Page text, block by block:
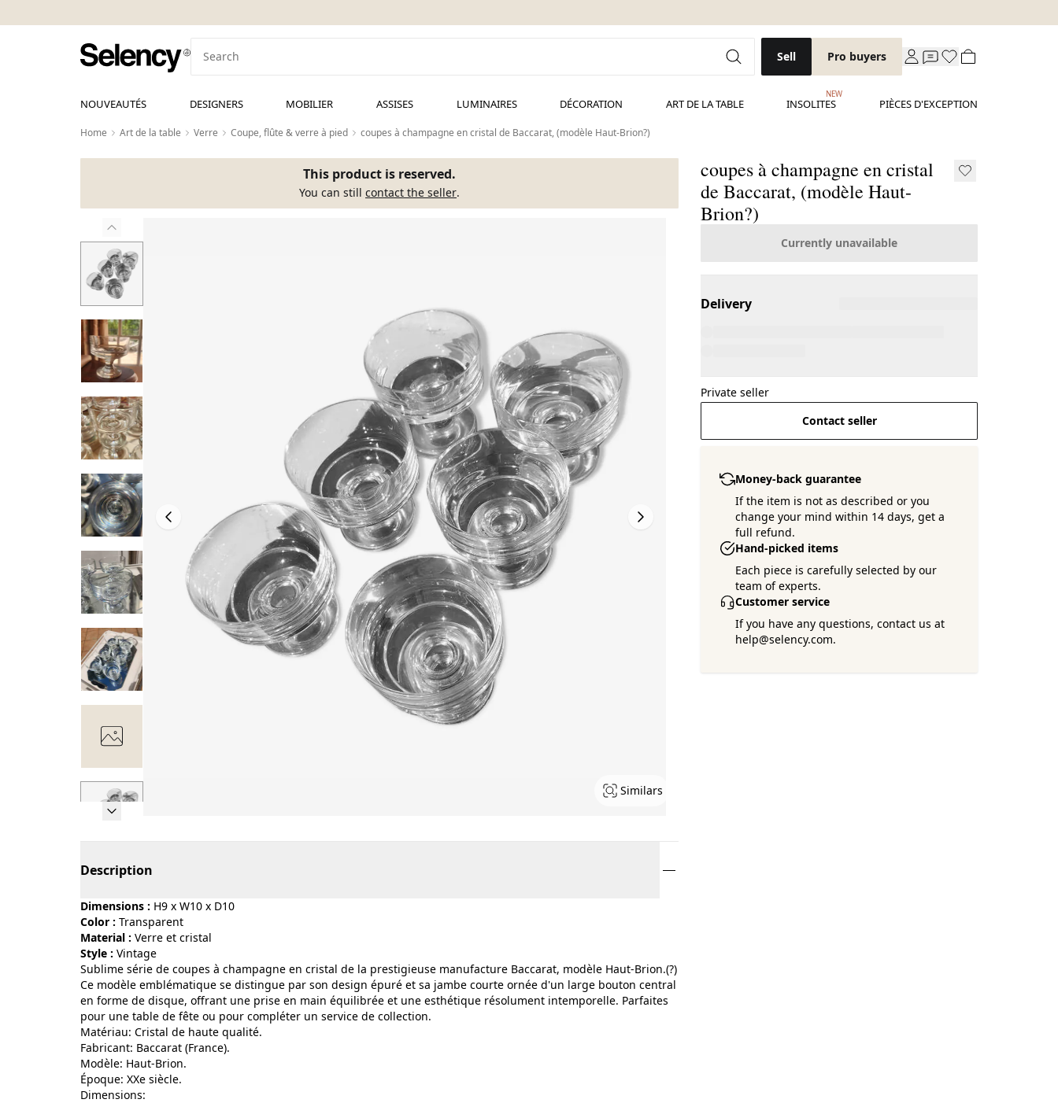
Sell Pro buyers
NOUVEAUTÉS DESIGNERS MOBILIER ASSISES LUMINAIRES DÉCORATION ART DE LA TABLE INSOLITES
NEW
PIÈCES D'EXCEPTION
Home Art de la table Verre Coupe, flûte & verre à pied coupes à champagne en cristal de Baccarat, (modèle Haut-Brion?)
This product is reserved.
You can still contact the seller.
Similars
coupes à champagne en cristal
de Baccarat, (modèle Haut-
Brion?)
Currently unavailable
Delivery
Private seller
Contact seller
Money-back guarantee
If the item is not as described or you
change your mind within 14 days, get a
full refund.
Hand-picked items
Each piece is carefully selected by our
team of experts.
Customer service
If you have any questions, contact us at
help@selency.com.
Description
Dimensions : H9 x W10 x D10
Color :
transparent
Material :
verre et cristal
Style :
vintage
Sublime série de coupes à champagne en cristal de la prestigieuse manufacture Baccarat, modèle Haut-Brion.(?)
​Ce modèle emblématique se distingue par son design épuré et sa jambe courte ornée d'un large bouton central
en forme de disque, offrant une prise en main équilibrée et une esthétique résolument intemporelle. Parfaites
pour une table de fête ou pour compléter un service de collection.
​Matériau: Cristal de haute qualité.
​Fabricant: Baccarat (France).
​Modèle: Haut-Brion.
​Époque: XXe siècle.
​Dimensions: